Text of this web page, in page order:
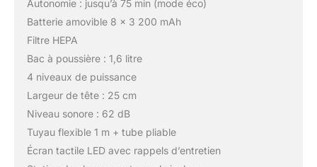
Autonomie : jusqu’à 75 min (mode éco)
Batterie amovible 8 x 3 200 mAh
Filtre HEPA
Bac à poussière : 1,6 litre
4 niveaux de puissance
Largeur de tête : 25 cm
Niveau sonore : 62 dB
Tuyau flexible 1 m + tube pliable
Écran tactile LED avec rappels d’entretien